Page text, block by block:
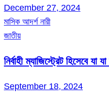
December 27, 2024
মাসিক আদর্শ নারী
জাতীয়
নির্বাহী ম্যাজিস্ট্রেট হিসেবে যা
September 18, 2024